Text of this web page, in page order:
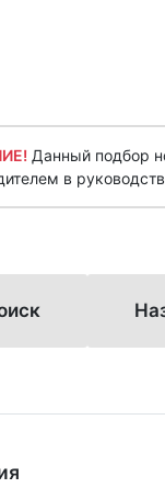
Данный подбор
в